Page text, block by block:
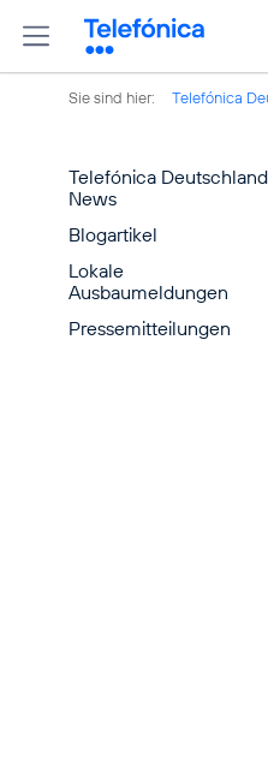
Sie sind hier: Telefónica
Telefónica Deutschland
News
Blogartikel
Lokale
Ausbaumeldungen
Pressemitteilungen